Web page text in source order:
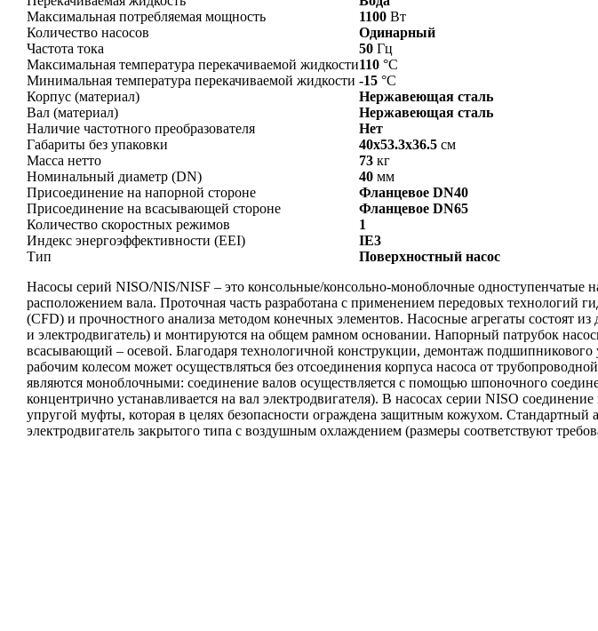
Максимальная потребляемая мощность
1100 Вт
Количество насосов
Одинарный
Частота тока
50 Гц
Максимальная температура перекачиваемой жидкости110 °С
Минимальная температура перекачиваемой жидкости -15 °С
Корпус (материал)
Нержавеющая сталь
Вал (материал)
Нержавеющая сталь
Наличие частотного преобразователя
Нет
Габариты без упаковки
40x53.3x36.5 см
Масса нетто
73 кг
Номинальный диаметр (DN)
40 мм
Присоединение на напорной стороне
Фланцевое DN40
Присоединение на всасывающей стороне
Фланцевое DN65
Количество скоростных режимов
1
Индекс энергоэффективности (EEI)
IE3
Тип
Поверхностный насос
Насосы серий NISO/NIS/NISF – это консольные/консольно-моноблочные одноступенчатые
расположением вала. Проточная часть разработана с применением передовых технологий
(CFD) и прочностного анализа методом конечных элементов. Насосные агрегаты состоят из
и электродвигатель) и монтируются на общем рамном основании. Напорный патрубок
всасывающий – осевой. Благодаря технологичной конструкции, демонтаж подшипникового
рабочим колесом может осуществляться без отсоединения корпуса насоса от
являются моноблочными: соединение валов осуществляется с помощью шпоночного
концентрично устанавливается на вал электродвигателя). В насосах серии NISO
упругой муфты, которая в целях безопасности ограждена защитным кожухом. Стандартный
электродвигатель закрытого типа с воздушным охлаждением (размеры соответствуют